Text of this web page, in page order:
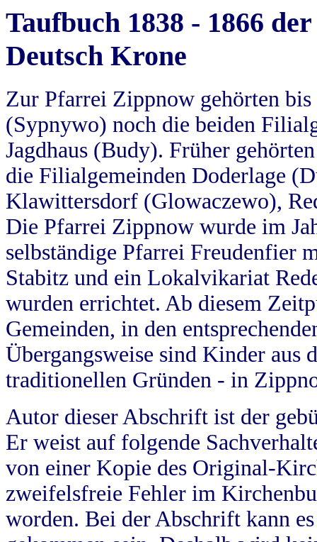
Taufbuch 1838 - 1866
Deutsch Krone
Zur Pfarrei Zippnow gehörten
(Sypnywo) noch die beiden
Jagdhaus (Budy). Früher
die Filialgemeinden Doderlage
Klawittersdorf (Glowaczewo),
Die Pfarrei Zippnow wurde im
selbständige Pfarrei Freudenfier
Stabitz und ein Lokalvikariat
wurden errichtet. Ab diesem
Gemeinden, in den
Übergangsweise sind Kinder aus
traditionellen Gründen - in
Autor dieser Abschrift ist der
Er weist auf folgende
von einer Kopie des Original-
zweifelsfreie Fehler im
worden. Bei der Abschrift kann